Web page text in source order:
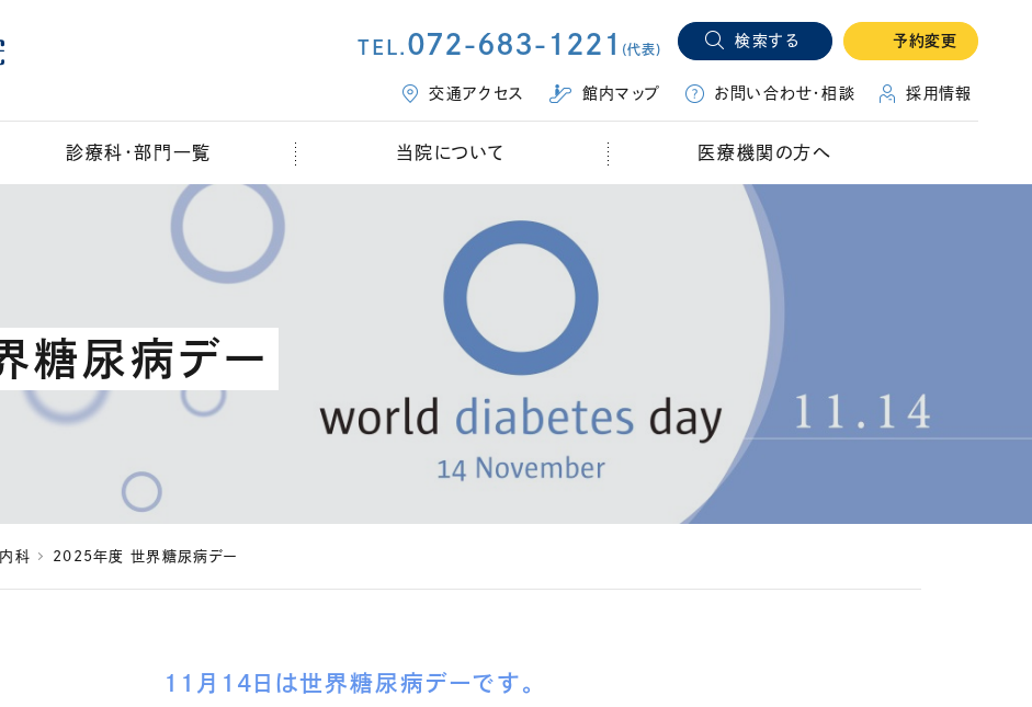
TEL. 072-683-1221 (代表)
検索する 予約変更
交通アクセス 館内マップ お問い合わせ・相談 採用情報
診療科・部門一覧 当院について 医療機関の方へ
糖尿病デー
科 2025年度 世界糖尿病デー
11月14日は世界糖尿病デーです。